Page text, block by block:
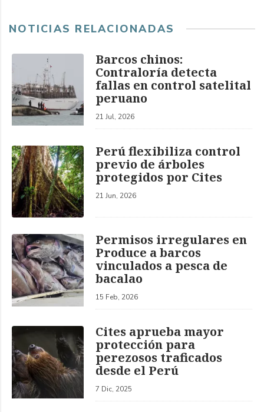
NOTICIAS RELACIONADAS
Barcos chinos:
Contraloría detecta
fallas en control satelital
peruano
21 Jul, 2026
Perú flexibiliza control
previo de árboles
protegidos por Cites
21 Jun, 2026
Permisos irregulares en
Produce a barcos
vinculados a pesca de
bacalao
15 Feb, 2026
Cites aprueba mayor
protección para
perezosos traficados
desde el Perú
7 Dic, 2025